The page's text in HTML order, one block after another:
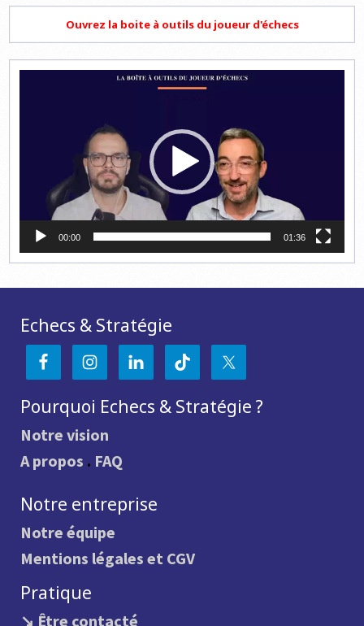
Ouvrez la boite à outils du joueur d'échecs
00:00 01:36
Echecs & Stratégie
Pourquoi Echecs & Stratégie ?
Notre vision
A propos . FAQ
Notre entreprise
Notre équipe
Mentions légales et CGV
Pratique
↘ Être contacté